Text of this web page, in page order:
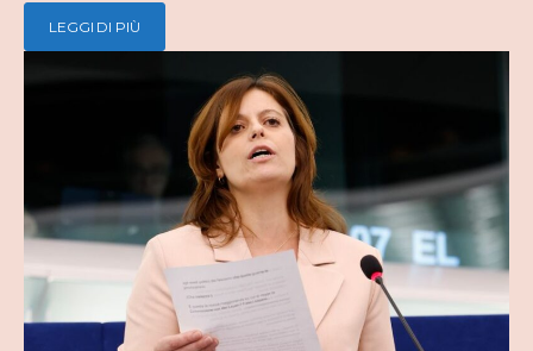
LEGGI DI PIÙ